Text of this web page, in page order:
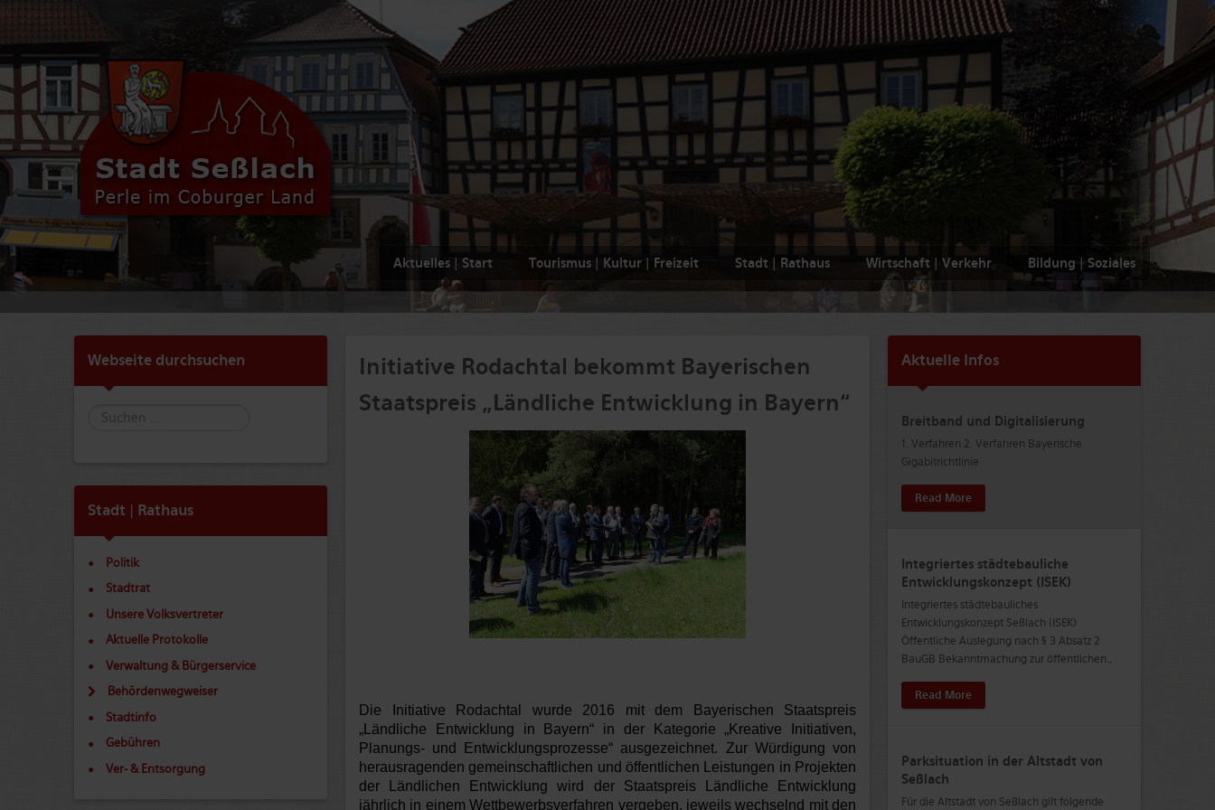
Aktuelles | Start Tourismus | Kultur | Freizeit Stadt | Rathaus Wirtschaft | Verkehr Bildung | Soziales
Initiative Rodachtal bekommt Bayerischen
Staatspreis „Ländliche Entwicklung in Bayern“
Die Initiative Rodachtal wurde 2016 mit dem Bayerischen Staatspreis
„Ländliche Entwicklung in Bayern“ in der Kategorie „Kreative Initiativen,
Planungs- und Entwicklungsprozesse“ ausgezeichnet. Zur Würdigung von
herausragenden gemeinschaftlichen und öffentlichen Leistungen in Projekten
der Ländlichen Entwicklung wird der Staatspreis Ländliche Entwicklung
jährlich in einem Wettbewerbsverfahren vergeben, jeweils wechselnd mit den
Webseite durchsuchen
Suche
Stadt | Rathaus
Politik
Stadtrat
Unsere Volksvertreter
Aktuelle Protokolle
Verwaltung & Bürgerservice
Behördenwegweiser
Stadtinfo
Gebühren
Ver- & Entsorgung
Aktuelle Infos
Breitband und Digitalisierung
1. Verfahren 2. Verfahren Bayerische
Gigabitrichtlinie
Read More
Integriertes städtebauliche
Entwicklungskonzept (ISEK)
Integriertes städtebauliches
Entwicklungskonzept Seßlach (ISEK)
Öffentliche Auslegung nach § 3 Absatz 2
BauGB Bekanntmachung zur öffentlichen…
Read More
Parksituation in der Altstadt von
Seßlach
Für die Altstadt von Seßlach gilt folgende